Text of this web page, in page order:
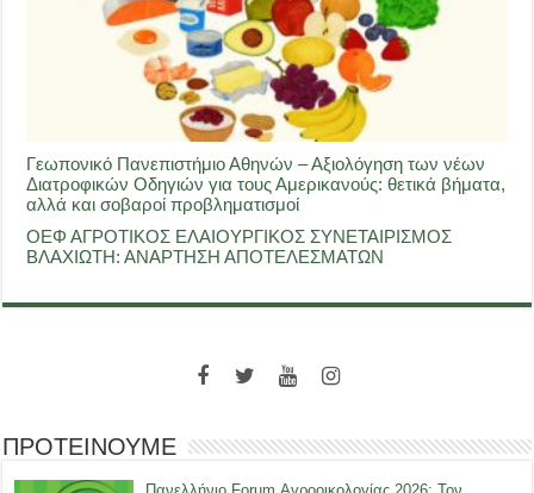
Γεωπονικό Πανεπιστήμιο Αθηνών – Αξιολόγηση των νέων
Διατροφικών Οδηγιών για τους Αμερικανούς: θετικά βήματα,
αλλά και σοβαροί προβληματισμοί
ΟΕΦ ΑΓΡΟΤΙΚΟΣ ΕΛΑΙΟΥΡΓΙΚΟΣ ΣΥΝΕΤΑΙΡΙΣΜΟΣ
ΒΛΑΧΙΩΤΗ: ΑΝΑΡΤΗΣΗ ΑΠΟΤΕΛΕΣΜΑΤΩΝ
ΠΡΟΤΕΙΝΟΥΜΕ